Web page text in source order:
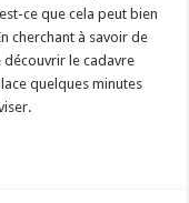
ce que cela peut bien
cherchant à savoir de
découvrir le cadavre
quelques minutes